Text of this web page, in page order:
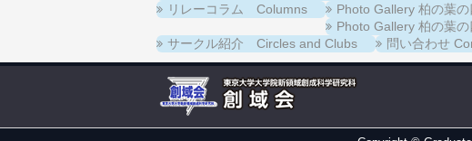
リレーコラム Columns
Photo Gallery 柏の葉
Photo Gallery 柏の葉
サークル紹介 Circles and Clubs 問い合わせ